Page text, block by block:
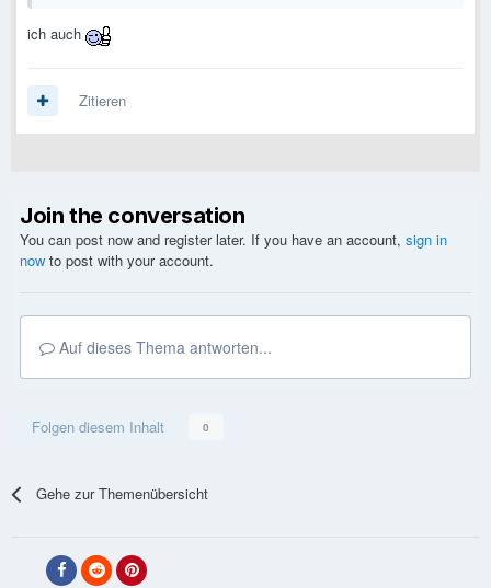
ich auch
Zitieren
Join the conversation
You can post now and register later. If you have an account, sign in
now to post with your account.
Auf dieses Thema antworten...
Folgen diesem Inhalt 0
Gehe zur Themenübersicht